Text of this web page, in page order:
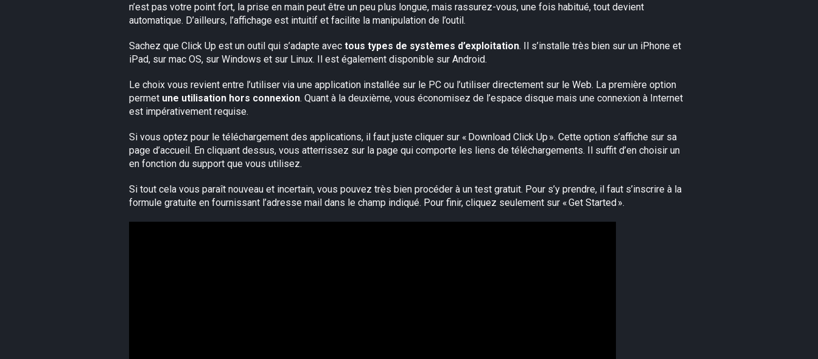
n’est pas votre point fort, la prise en main peut être un peu plus longue, mais rassurez-vous, une fois habitué, tout devient
automatique. D’ailleurs, l’affichage est intuitif et facilite la manipulation de l’outil.
Sachez que Click Up est un outil qui s’adapte avec tous types de systèmes d’exploitation. Il s’installe très bien sur un iPhone et
iPad, sur mac OS, sur Windows et sur Linux. Il est également disponible sur Android.
Le choix vous revient entre l’utiliser via une application installée sur le PC ou l’utiliser directement sur le Web. La première option
permet une utilisation hors connexion. Quant à la deuxième, vous économisez de l’espace disque mais une connexion à Internet
est impérativement requise.
Si vous optez pour le téléchargement des applications, il faut juste cliquer sur « Download Click Up ». Cette option s’affiche sur sa
page d’accueil. En cliquant dessus, vous atterrissez sur la page qui comporte les liens de téléchargements. Il suffit d’en choisir un
en fonction du support que vous utilisez.
Si tout cela vous paraît nouveau et incertain, vous pouvez très bien procéder à un test gratuit. Pour s’y prendre, il faut s’inscrire à la
formule gratuite en fournissant l’adresse mail dans le champ indiqué. Pour finir, cliquez seulement sur « Get Started ».